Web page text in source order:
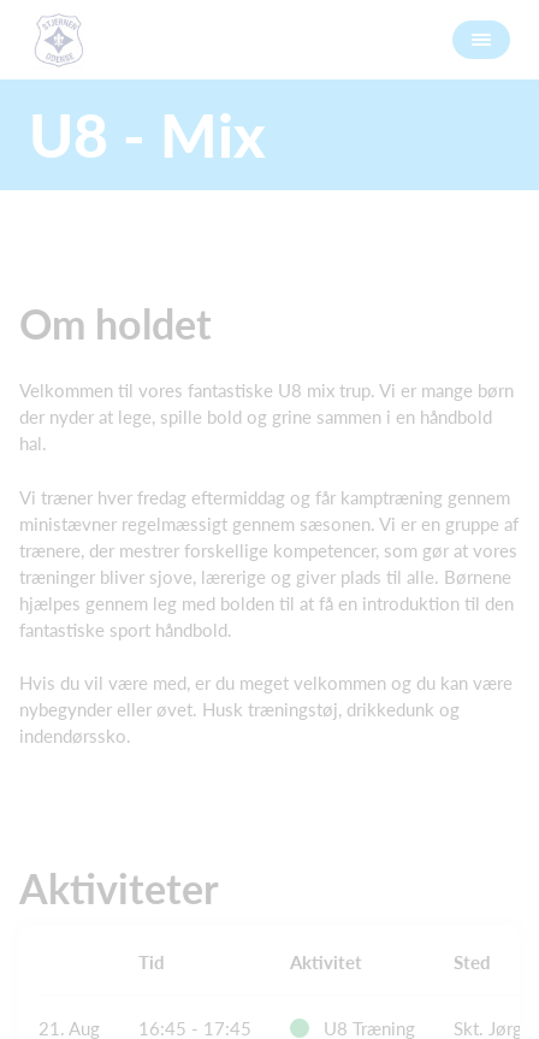
U8 - Mix
Om holdet
Velkommen til vores fantastiske U8 mix trup. Vi er mange børn
der nyder at lege, spille bold og grine sammen i en håndbold
hal.
Vi træner hver fredag eftermiddag og får kamptræning gennem
ministævner regelmæssigt gennem sæsonen. Vi er en gruppe af
trænere, der mestrer forskellige kompetencer, som gør at vores
træninger bliver sjove, lærerige og giver plads til alle. Børnene
hjælpes gennem leg med bolden til at få en introduktion til den
fantastiske sport håndbold.
Hvis du vil være med, er du meget velkommen og du kan være
nybegynder eller øvet. Husk træningstøj, drikkedunk og
indendørssko.
Aktiviteter
Tid Aktivitet Sted
21. Aug 16:45 - 17:45 U8 Træning Skt.